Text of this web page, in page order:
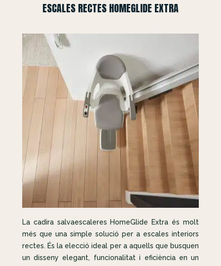
ESCALES RECTES HOMEGLIDE EXTRA
La cadira salvaescaleres HomeGlide Extra és molt
més que una simple solució per a escales interiors
rectes. És la elecció ideal per a aquells que busquen
un disseny elegant, funcionalitat i eficiència en un